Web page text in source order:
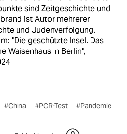
sind Zeitgeschichte und
ist Autor mehrerer
und Judenverfolgung.
"Die geschützte Insel. Das
Waisenhaus in Berlin",
#China #PCR-Test #Pandemie